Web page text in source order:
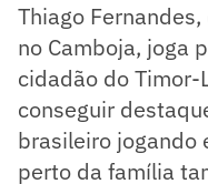
Thiago
no Camboja, joga
cidadão do Timor-
conseguir
brasileiro jogando
perto da família